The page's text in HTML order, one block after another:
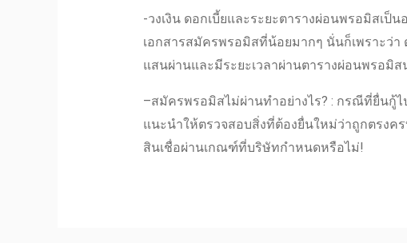
-วงเงิน ดอกเบี้ยและระยะตารางผ่อนพรอมิสเป็น
เอกสารสมัครพรอมิสที่น้อยมากๆ นั่นก็เพราะว่า
แสนผ่านและมีระยะเวลาผ่านตารางผ่อนพรอมิส
–สมัครพรอมิสไม่ผ่านทำอย่างไร? : กรณีที่ยื่นกู้ไ
แนะนำให้ตรวจสอบสิ่งที่ต้องยื่นใหม่ว่าถูกตรง
สินเชื่อผ่านเกณฑ์ที่บริษัทกำหนดหรือไม่!